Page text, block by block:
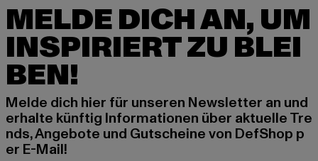
MELDE DICH AN, UM
INSPIRIERT ZU BLEI
BEN!
Melde dich hier für unseren Newsletter an und
erhalte künftig Informationen über aktuelle Tre
nds, Angebote und Gutscheine von DefShop p
er E-Mail!